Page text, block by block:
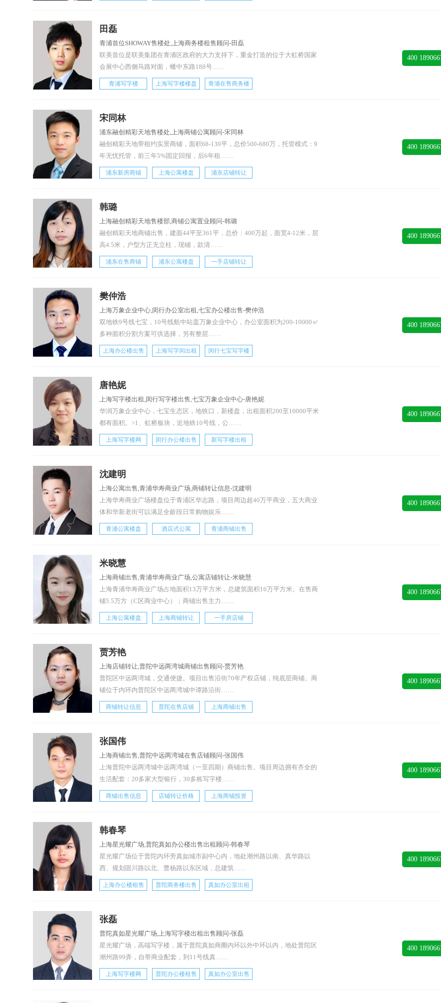
田磊
青浦首位SHOWAY售楼处,上海商务楼租售顾问-田磊
联美首位是联美集团在青浦区政府的大力支持下，重金打造的位于大虹桥国家
会展中心西侧马路对面，蟠中东路188号……
青浦写字楼 上海写字楼楼盘 青浦在售商务楼
400
宋同林
浦东融创精彩天地售楼处,上海商铺公寓顾问-宋同林
融创精彩天地带租约实景商铺，面积68-130平，总价500-680万，托管模式：9
年无忧托管，前三年5%固定回报，后6年租……
浦东新房商铺 上海公寓楼盘 浦东店铺转让
400
韩璐
上海融创精彩天地售楼部,商铺公寓置业顾问-韩璐
融创精彩天地商铺出售，建面44平至361平，总价：400万起，面宽4-12米，层
高4.5米，户型方正无立柱，现铺，款清……
浦东在售商铺 浦东公寓楼盘 一手店铺转让
400
樊仲浩
上海万象企业中心,闵行办公室出租,七宝办公楼出售-樊仲浩
双地铁9号线七宝，10号线航中站盖万象企业中心，办公室面积为200-10000㎡
多种面积分割方案可供选择，另有整层……
上海办公楼出售 上海写字间出租 闵行七宝写字楼
400
唐艳妮
上海写字楼出租,闵行写字楼出售,七宝万象企业中心-唐艳妮
华润万象企业中心，七宝生态区，地铁口，新楼盘，出租面积200至10000平米
都有面积。>1、虹桥板块，近地铁10号线，公……
上海写字楼网 闵行办公楼出售 新写字楼出租
400
沈建明
上海公寓出售,青浦华寿商业广场,商铺转让信息-沈建明
上海华寿商业广场楼盘位于青浦区华志路，项目周边超40万平商业，五大商业
体和华新老街可以满足全龄段日常购物娱乐……
青浦公寓楼盘 酒店式公寓 青浦商铺出售
400
米晓慧
上海商铺出售,青浦华寿商业广场,公寓店铺转让-米晓慧
上海青浦华寿商业广场占地面积13万平方米，总建筑面积16万平方米。在售商
铺5.5万方（C区商业中心）；商铺出售主力……
上海公寓楼盘 上海商铺转让 一手房店铺
400
贾芳艳
上海店铺转让,普陀中远两湾城商铺出售顾问-贾芳艳
普陀区中远两湾城，交通便捷。项目出售沿街70年产权店铺，纯底层商铺。商
铺位于内环内普陀区中远两湾城中谭路沿街……
商铺转让信息 普陀在售店铺 上海商铺出售
400
张国伟
上海商铺出售,普陀中远两湾城在售店铺顾问-张国伟
上海普陀中远两湾城中远两湾城（一至四期）商铺出售。项目周边拥有齐全的
生活配套：20多家大型银行，30多栋写字楼……
商铺出售信息 店铺转让价格 上海商铺投资
400
韩春琴
上海星光耀广场,普陀真如办公楼出售出租顾问-韩春琴
星光耀广场位于普陀内环旁真如城市副中心内，地处潮州路以南、真华路以
西、规划固川路以北、曹杨路以东区域，总建筑……
上海办公楼租售 普陀商务楼出售 真如办公室出租
400
张磊
普陀真如星光耀广场,上海写字楼出租出售顾问-张磊
星光耀广场，高端写字楼，属于普陀真如商圈内环以外中环以内，地处普陀区
潮州路99弄，自带商业配套，到11号线真……
上海写字楼网 普陀办公楼租售 真如办公室出售
400